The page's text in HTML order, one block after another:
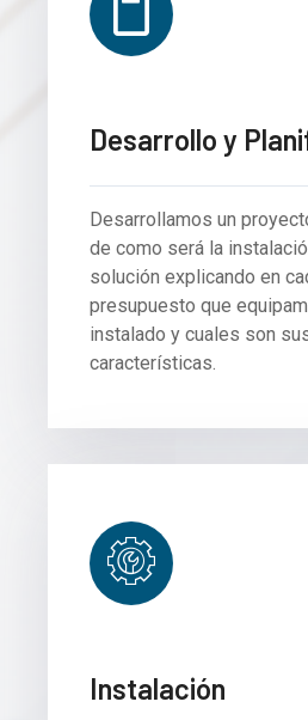
Desarrollo y
Desarrollamos un
de como será la
solución explicando en
presupuesto que
instalado y cuales son
características.
Instalación